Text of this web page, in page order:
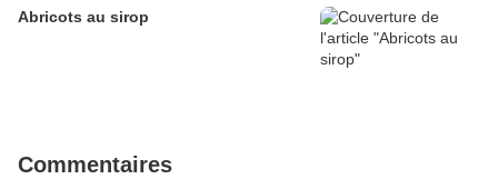
Abricots au sirop
Commentaires